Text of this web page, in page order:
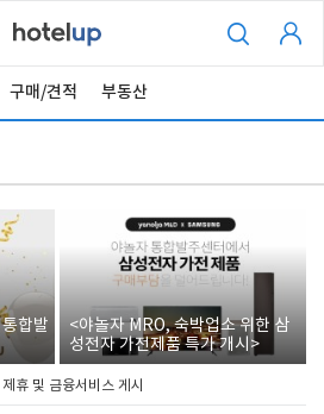
구매/견적 부동산
합발
<야놀자 MRO, 숙박업소 위한 삼
성전자 가전제품 특가 개시>
휴 및 금융서비스 게시